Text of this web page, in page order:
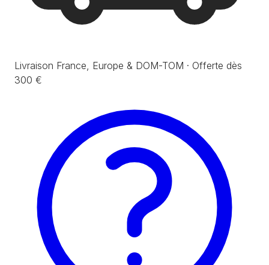
Livraison France, Europe & DOM-TOM · Offerte dès
300 €